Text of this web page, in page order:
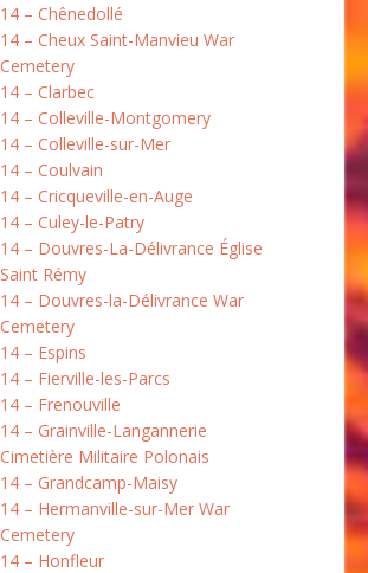
14 – Chênedollé
14 – Cheux Saint-Manvieu War
Cemetery
14 – Clarbec
14 – Colleville-Montgomery
14 – Colleville-sur-Mer
14 – Coulvain
14 – Cricqueville-en-Auge
14 – Culey-le-Patry
14 – Douvres-La-Délivrance Église
Saint Rémy
14 – Douvres-la-Délivrance War
Cemetery
14 – Espins
14 – Fierville-les-Parcs
14 – Frenouville
14 – Grainville-Langannerie
Cimetière Militaire Polonais
14 – Grandcamp-Maisy
14 – Hermanville-sur-Mer War
Cemetery
14 – Honfleur